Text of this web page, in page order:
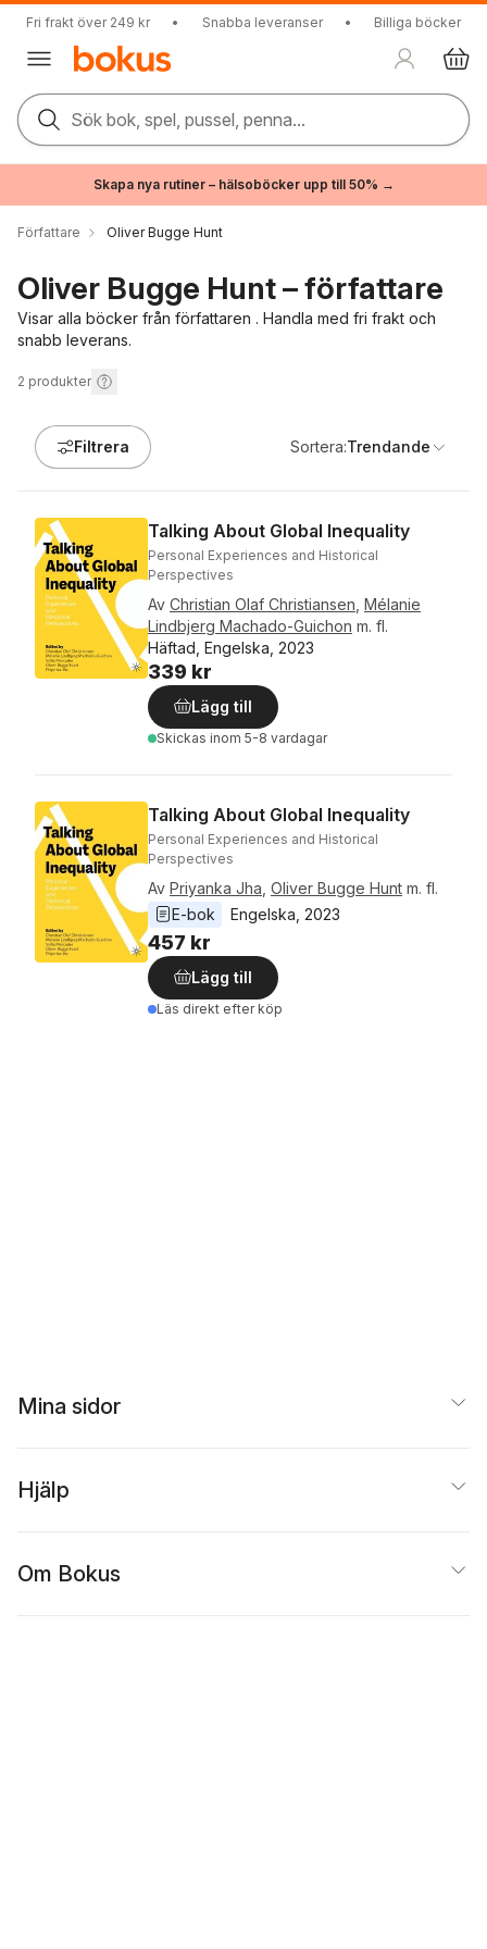
Fri frakt över 249 kr • Snabba leveranser • Billiga böcker
Sök bok, spel, pussel, penna...
Skapa nya rutiner – hälsoböcker upp till 50% →
Författare Oliver Bugge Hunt
Oliver Bugge Hunt – författare
Visar alla böcker från författaren . Handla med fri frakt och
snabb leverans.
2 produkter
Filtrera Sortera:Trendande
Talking About Global Inequality
Personal Experiences and Historical
Perspectives
Av Christian Olaf Christiansen Mélanie
Lindbjerg Machado-Guichon m. fl.
Häftad, Engelska, 2023
339 kr
Lägg till
Skickas inom 5-8 vardagar
Talking About Global Inequality
Personal Experiences and Historical
Perspectives
Av Priyanka Jha Oliver Bugge Hunt m. fl.
E-bok
Engelska 2023
457 kr
Lägg till
Läs direkt efter köp
Mina sidor
Hjälp
Om Bokus